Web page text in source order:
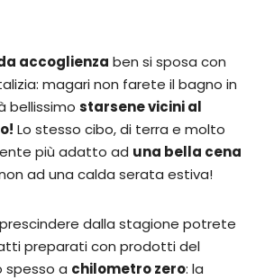
accoglienza ben si sposa con
magari non farete il bagno in
bellissimo starsene vicini al
Lo stesso cibo, di terra e molto
più adatto ad una bella cena
ad una calda serata estiva!
dalla stagione potrete
preparati con prodotti del
spesso a chilometro zero: la